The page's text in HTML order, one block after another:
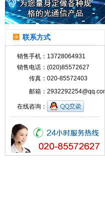
联系方式
销售手机： 13728064931
销售电话： (020)85572627
传真： 020-85572403
邮箱： 2932292254@qq.com
在线咨询：